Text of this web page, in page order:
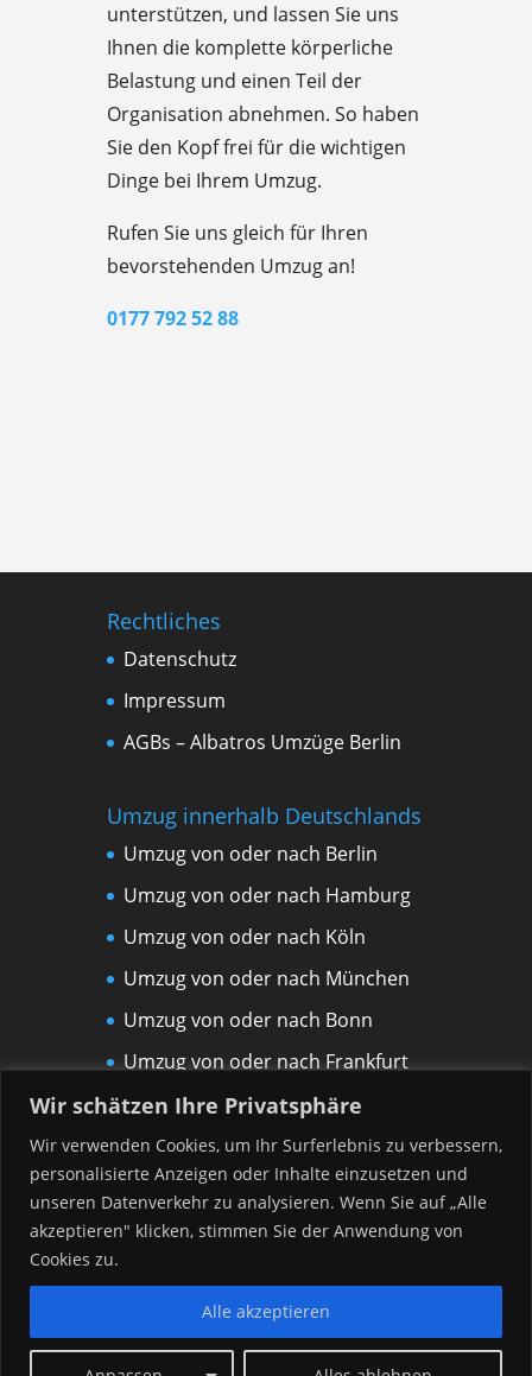
Wir schätzen Ihre Privatsphäre
Wir verwenden Cookies, um Ihr Surferlebnis zu verbessern,
personalisierte Anzeigen oder Inhalte einzusetzen und
unseren Datenverkehr zu analysieren. Wenn Sie auf „Alle
akzeptieren" klicken, stimmen Sie der Anwendung von
Cookies zu.
Alle akzeptieren
unterstützen, und lassen Sie uns
Ihnen die komplette körperliche
Belastung und einen Teil der
Organisation abnehmen. So haben
Sie den Kopf frei für die wichtigen
Dinge bei Ihrem Umzug.
Rufen Sie uns gleich für Ihren
bevorstehenden Umzug an!
0177 792 52 88
Rechtliches
Datenschutz
Impressum
AGBs – Albatros Umzüge Berlin
Umzug innerhalb Deutschlands
Umzug von oder nach Berlin
Umzug von oder nach Hamburg
Umzug von oder nach Köln
Umzug von oder nach München
Umzug von oder nach Bonn
Umzug von oder nach Frankfurt
am Main
Umzug von oder nach Leipzig
Umzug von oder nach Rostock
Umzug von oder nach Düsseldorf